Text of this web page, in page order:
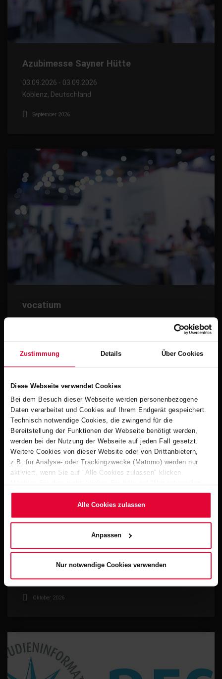
Zustimmung Details Über Cookies
Diese Webseite verwendet Cookies
Bei dem Besuch dieser Webseite werden personenbezogene
Daten verarbeitet und Cookies auf Ihrem Endgerät gespeichert.
Technisch notwendige Cookies, die zwingend für die
Bereitstellung der Funktionen der Webseite benötigt werden,
werden bei der Nutzung der Webseite auf jeden Fall gesetzt.
Weitere Cookies von dieser Website oder von Drittanbietern,
z.B. für Analyse- oder Trackingzwecke (Matomo) werden nur
aktiviert, wenn Sie auf "Alle Cookies zulassen" klicken.
Cookies verwenden". Mehr dazu (einschließlich der Möglichkeit,
die Einwilligungserklärung zu ändern oder zu widerrufen)
Website) bzw. derDatenschutzerklärung.
Alle Cookies zulassen
Anpassen
Nur notwendige Cookies verwenden
Azubimesse Sayner Hütte
03.09.2026 - 03.09.2026
Koblenz, Deutschland
September 2026
vocatium
September 2026
interbad
06.10.2026 - 08.10.2026
Stuttgart, Deutschland
Oktober 2026